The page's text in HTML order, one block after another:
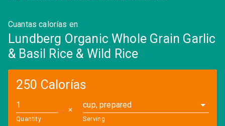
Cuantas calorías en
Lundberg Organic Whole Grain Garlic
& Basil Rice & Wild Rice
250 Calorías
Quantity
✕
cup, prepared
Serving